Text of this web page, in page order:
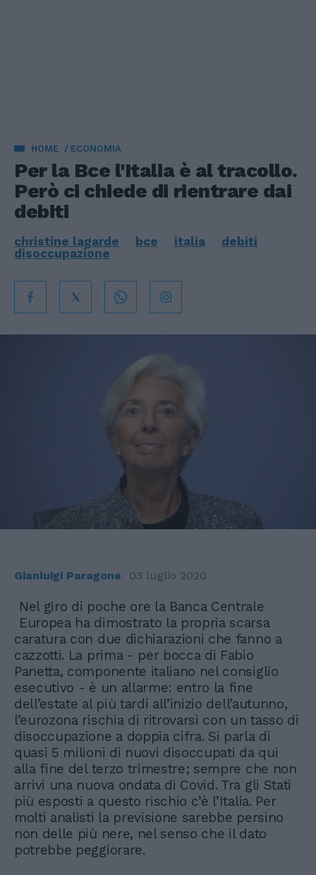
HOME ECONOMIA
Per la Bce l'Italia è al tracollo.
Però ci chiede di rientrare dai
debiti
christine lagarde bce italia
debiti
disoccupazione
Gianluigi Paragone 03 luglio 2020
Nel giro di poche ore la Banca Centrale
Europea ha dimostrato la propria scarsa
caratura con due dichiarazioni che fanno a
cazzotti. La prima - per bocca di Fabio
Panetta, componente italiano nel consiglio
esecutivo - è un allarme: entro la fine
dell’estate al più tardi all’inizio dell’autunno,
l’eurozona rischia di ritrovarsi con un tasso di
disoccupazione a doppia cifra. Si parla di
quasi 5 milioni di nuovi disoccupati da qui
alla fine del terzo trimestre; sempre che non
arrivi una nuova ondata di Covid. Tra gli Stati
più esposti a questo rischio c’è l’Italia. Per
molti analisti la previsione sarebbe persino
non delle più nere, nel senso che il dato
potrebbe peggiorare.